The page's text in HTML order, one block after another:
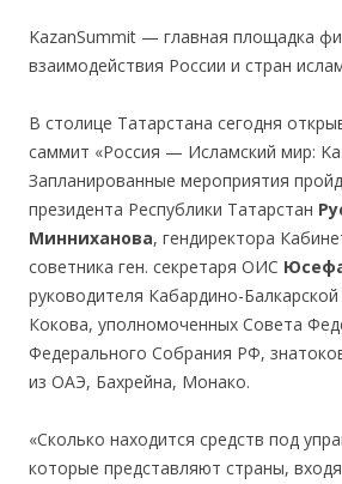
KazanSummit — главная площадка
взаимодействия России и стран
В столице Татарстана сегодня
саммит «Россия — Исламский мир:
Запланированные мероприятия
президента Республики Татарстан
Минниханова, гендиректора
советника ген. секретаря ОИС
руководителя Кабардино-
Кокова, уполномоченных Совета
Федерального Собрания РФ,
из ОАЭ, Бахрейна, Монако.
«Сколько находится средств под
которые представляют страны,